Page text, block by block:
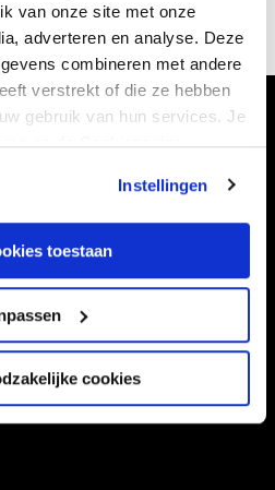
van onze site met onze
adverteren en analyse. Deze
combineren met andere
verstrekt of die ze hebben
gebruik van hun services. Je
op de Cookiepagina.
Instellingen
toestaan
cookies
BUSINESS